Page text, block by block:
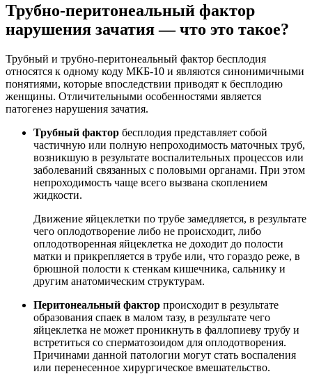
Трубно-перитонеальный фактор
нарушения зачатия — что это такое?
Трубный и трубно-перитонеальный фактор бесплодия
относятся к одному коду МКБ-10 и являются синонимичными
понятиями, которые впоследствии приводят к бесплодию
женщины. Отличительными особенностями является
патогенез нарушения зачатия.
Трубный фактор бесплодия представляет собой
частичную или полную непроходимость маточных труб,
возникшую в результате воспалительных процессов или
заболеваний связанных с половыми органами. При этом
непроходимость чаще всего вызвана скоплением
жидкости.
Движение яйцеклетки по трубе замедляется, в результате
чего оплодотворение либо не происходит, либо
оплодотворенная яйцеклетка не доходит до полости
матки и прикрепляется в трубе или, что гораздо реже, в
брюшной полости к стенкам кишечника, сальнику и
другим анатомическим структурам.
Перитонеальный фактор происходит в результате
образования спаек в малом тазу, в результате чего
яйцеклетка не может проникнуть в фаллопиеву трубу и
встретиться со сперматозоидом для оплодотворения.
Причинами данной патологии могут стать воспаления
или перенесенное хирургическое вмешательство.